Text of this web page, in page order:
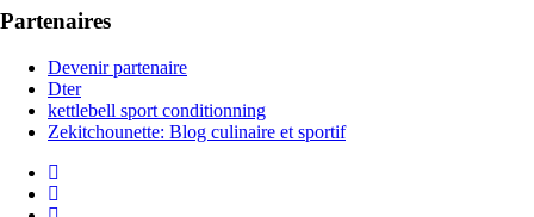
Partenaires
Devenir partenaire
Dter
kettlebell sport conditionning
Zekitchounette: Blog culinaire et sportif